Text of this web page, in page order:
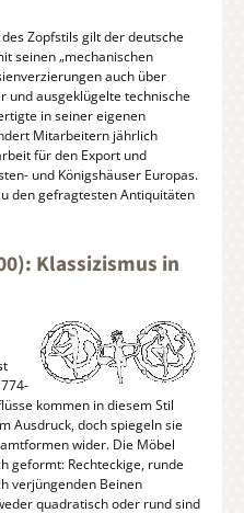
Zopfstils gilt der deutsche
seinen „mechanischen
auch über
und ausgeklügelte technische
in seiner eigenen
Mitarbeitern jährlich
für den Export und
und Königshäuser Europas.
den gefragtesten Antiquitäten
Klassizismus in
kommen in diesem Stil
Ausdruck, doch spiegeln sie
wider. Die Möbel
geformt: Rechteckige, runde
verjüngenden Beinen
quadratisch oder rund sind